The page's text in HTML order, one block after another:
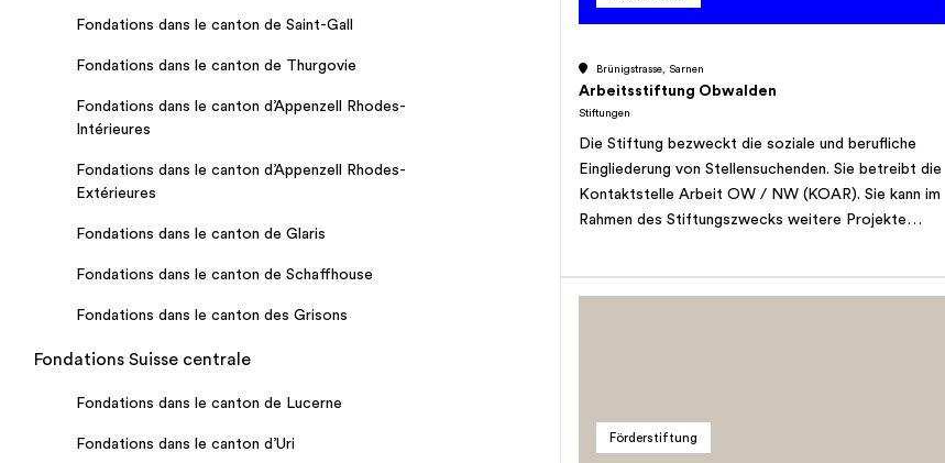
Fondations dans le canton de Saint-Gall
Fondations dans le canton de Thurgovie
Fondations dans le canton d’Appenzell Rhodes-
Intérieures
Fondations dans le canton d’Appenzell Rhodes-
Extérieures
Fondations dans le canton de Glaris
Fondations dans le canton de Schaffhouse
Fondations dans le canton des Grisons
Fondations Suisse centrale
Fondations dans le canton de Lucerne
Fondations dans le canton d’Uri
Brünigstrasse, Sarnen
Arbeitsstiftung Obwalden
Stiftungen
Die Stiftung bezweckt die soziale und berufliche
Eingliederung von Stellensuchenden. Sie betreibt die
Kontaktstelle Arbeit OW / NW (KOAR). Sie kann im
Rahmen des Stiftungszwecks weitere Projekte
Förderstiftung